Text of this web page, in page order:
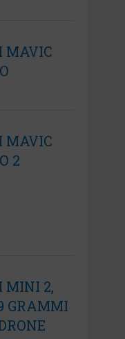
MAVIC
MAVIC
2
MINI 2,
GRAMMI